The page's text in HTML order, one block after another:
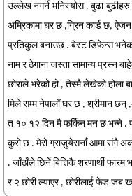
उल्लेख नगर्न भनिस्योस . बुढा-बुढीहरु
अम्रिकामा घर छ ,ग्रिन कार्ड छ,
प्रतिकुल बनाउछ . बेस्ट डिफेन्स भनेको
नाम र ठेगाना जस्ता सामान्य प्रस्न
छोराले भरेको हो , तेस्मै लेखेको होला
मिले सम्म नेपालाँ घर छ , श्रीमान छन्
त १० १२ दिन मै फर्किन मन छ भन्ने .
कुरो छ . मेरो ग्राजुयेसनाँ आमा संगै
. जाँठाँले छिर्ने बित्तिकै शरणार्थी
र २ छोरी ल्याएर , छोरीलाई फेड जब